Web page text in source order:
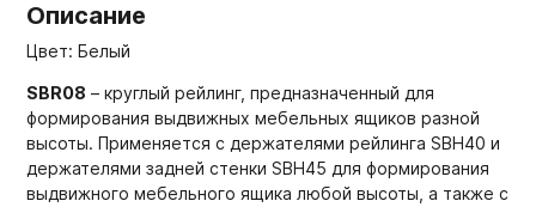
Описание
Цвет: Белый
SBR08 – круглый рейлинг, предназначенный для
формирования выдвижных мебельных ящиков разной
высоты. Применяется с держателями рейлинга SBH40 и
держателями задней стенки SBH45 для формирования
выдвижного мебельного ящика любой высоты, а также с